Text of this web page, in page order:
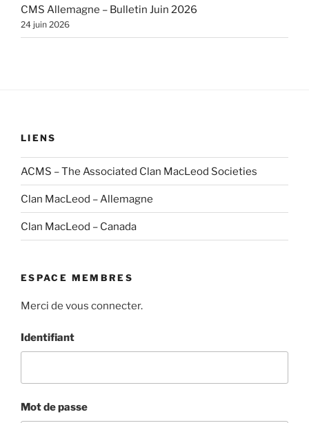
CMS Allemagne – Bulletin Juin 2026
24 juin 2026
LIENS
ACMS – The Associated Clan MacLeod Societies
Clan MacLeod – Allemagne
Clan MacLeod – Canada
ESPACE MEMBRES
Merci de vous connecter.
Identifiant
Mot de passe